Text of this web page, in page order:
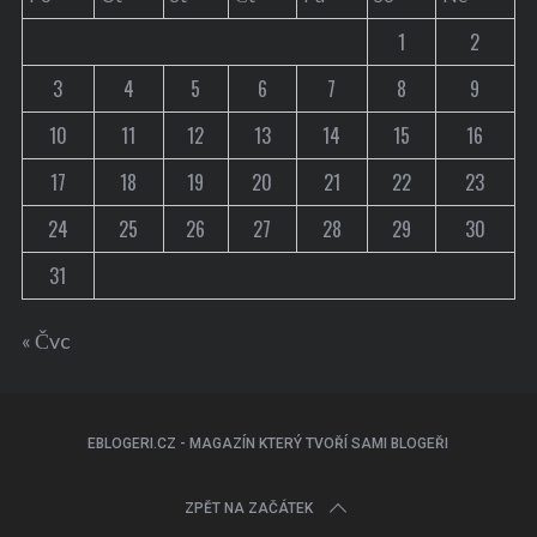
1
2
3
4 5 6 7 8
9
10
11 12 13 14 15
16
17
18 19 20 21 22
23
24
25 26 27 28 29
30
31
« Čvc
EBLOGERI.CZ - MAGAZÍN KTERÝ TVOŘÍ SAMI BLOGEŘI
ZPĚT NA ZAČÁTEK